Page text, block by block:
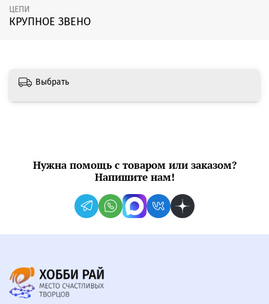
ЦЕПИ
КРУПНОЕ ЗВЕНО
Выбрать
Нужна помощь с товаром или заказом?
Напишите нам!